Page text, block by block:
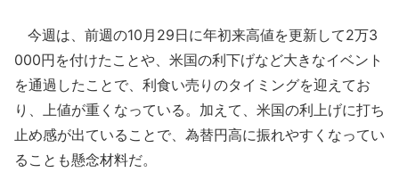
今週は、前週の10月29日に年初来高値を更新して2万3
000円を付けたことや、米国の利下げなど大きなイベント
を通過したことで、利食い売りのタイミングを迎えてお
り、上値が重くなっている。加えて、米国の利上げに打ち
止め感が出ていることで、為替円高に振れやすくなってい
ることも懸念材料だ。